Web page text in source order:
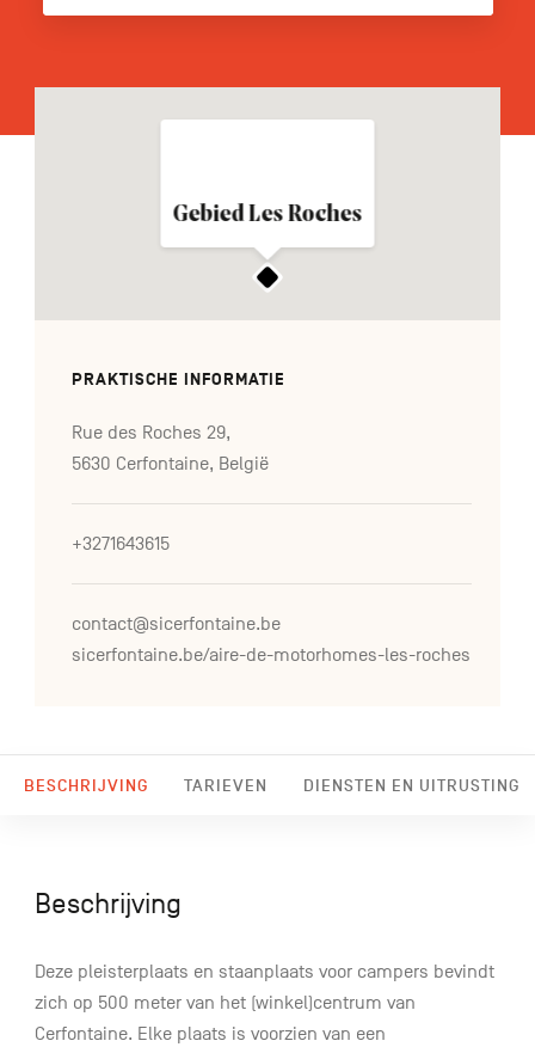
BESCHRIJVING TARIEVEN DIENSTEN EN UITRUSTING
Gebied Les Roches
PRAKTISCHE INFORMATIE
Rue des Roches 29,
5630 Cerfontaine, België
+3271643615
contact@sicerfontaine.be
sicerfontaine.be/aire-de-motorhomes-les-roches
Beschrijving
Deze pleisterplaats en staanplaats voor campers bevindt
zich op 500 meter van het (winkel)centrum van
Cerfontaine. Elke plaats is voorzien van een